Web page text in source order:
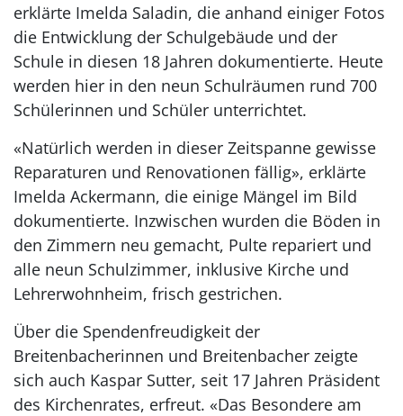
erklärte Imelda Saladin, die anhand einiger Fotos
die Entwicklung der Schulgebäude und der
Schule in diesen 18 Jahren dokumentierte. Heute
werden hier in den neun Schulräumen rund 700
Schülerinnen und Schüler unterrichtet.
«Natürlich werden in dieser Zeitspanne gewisse
Reparaturen und Renovationen fällig», erklärte
Imelda Ackermann, die einige Mängel im Bild
dokumentierte. Inzwischen wurden die Böden in
den Zimmern neu gemacht, Pulte repariert und
alle neun Schulzimmer, inklusive Kirche und
Lehrerwohnheim, frisch gestrichen.
Über die Spendenfreudigkeit der
Breitenbacherinnen und Breitenbacher zeigte
sich auch Kaspar Sutter, seit 17 Jahren Präsident
des Kirchenrates, erfreut. «Das Besondere am